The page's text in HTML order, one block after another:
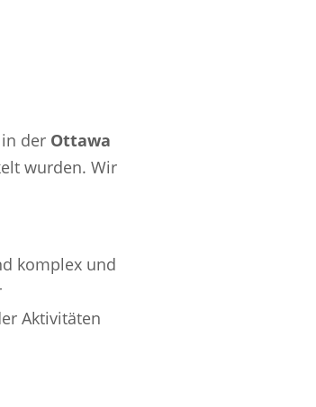
der Ottawa
wurden. Wir
komplex und
Aktivitäten